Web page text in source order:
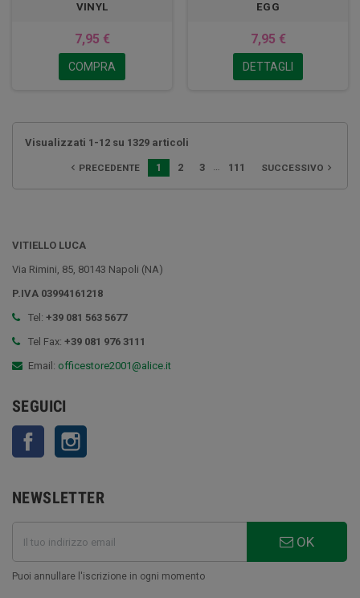
VINYL
7,95 €
COMPRA
EGG
7,95 €
DETTAGLI
Visualizzati 1-12 su 1329 articoli
 PRECEDENTE 1 2 3 … 111 SUCCESSIVO 
VITIELLO LUCA
Via Rimini, 85, 80143 Napoli (NA)
P.IVA 03994161218
Tel: +39 081 563 5677
Tel Fax: +39 081 976 3111
Email: officestore2001@alice.it
SEGUICI
Facebook
NEWSLETTER
OK
Puoi annullare l'iscrizione in ogni momento